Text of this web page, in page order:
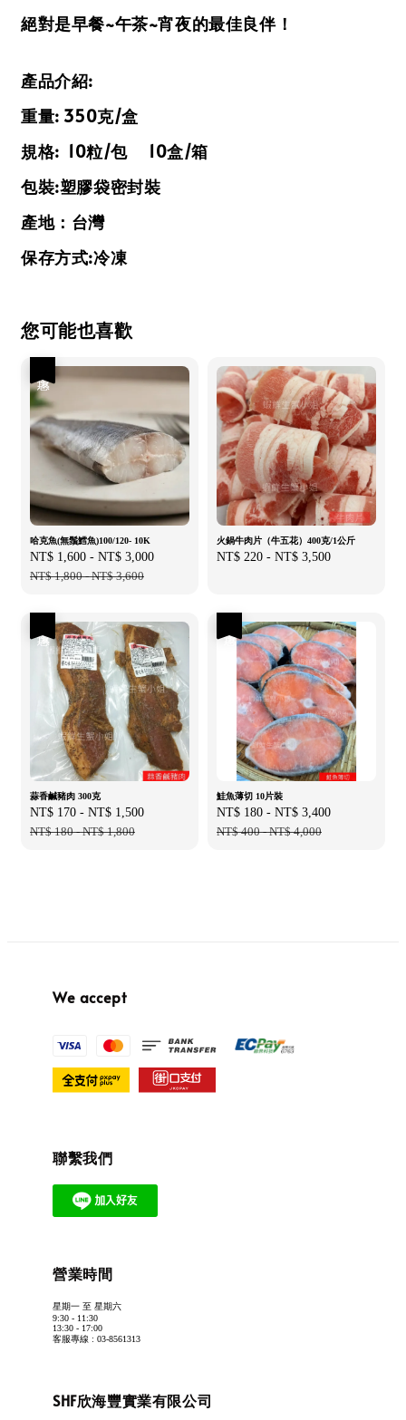
絕對是早餐~午茶~宵夜的最佳良伴！
產品介紹:
重量: 350克/盒
規格: 10粒/包 10盒/箱
包裝:塑膠袋密封裝
產地：台灣
保存方式:冷凍
您可能也喜歡
哈克魚(無鬚鱈魚)100/120- 10K
Sale
price
NT$ 1,600 - NT$ 3,000
NT$ 1,800-NT$ 3,600
火鍋牛肉片（牛五花）400克/1公斤
Regular
NT$ 220 - NT$ 3,500
蒜香鹹豬肉 300克
Sale
price
NT$ 170 - NT$ 1,500
NT$ 180-NT$ 1,800
鮭魚薄切 10片裝
Sale
price
NT$ 180 - NT$ 3,400
NT$ 400-NT$ 4,000
We accept
聯繫我們
營業時間
星期一 至 星期六
9:30 - 11:30
13:30 - 17:00
客服專線 : 03-8561313
SHF欣海豐實業有限公司